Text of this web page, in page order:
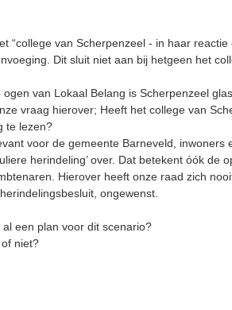
“college van Scherpenzeel - in haar
Dit sluit niet aan bij hetgeen het
van Lokaal Belang is Scherpenzeel
vraag hierover; Heeft het college van
te lezen?
voor de gemeente Barneveld,
herindeling’ over. Dat betekent óók
Hierover heeft onze raad zich
ongewenst.
een plan voor dit scenario?
niet?